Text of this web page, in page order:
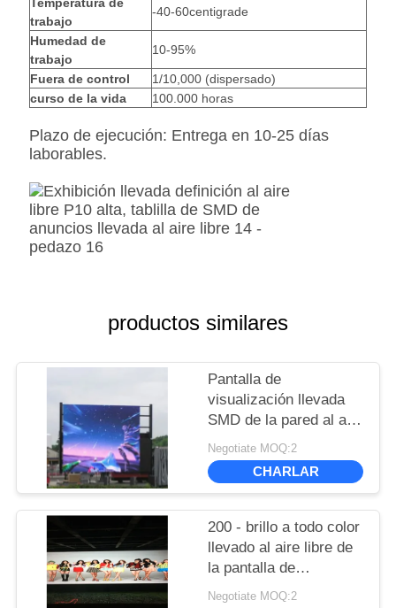
trabajo
-40-60centigrade
Humedad de
trabajo
10-95%
Fuera de control
1/10,000 (dispersado)
curso de la vida
100.000 horas
Plazo de ejecución: Entrega en 10-25 días
laborables.
productos similares
Pantalla de
visualización llevada
SMD de la pared al aire
libre, haciendo
publicidad de la
reproducción de vídeo
1R1G1B
Negotiate MOQ:2
CHARLAR
200 - brillo a todo color
llevado al aire libre de
la pantalla de
visualización 800W P6
Negotiate MOQ:2